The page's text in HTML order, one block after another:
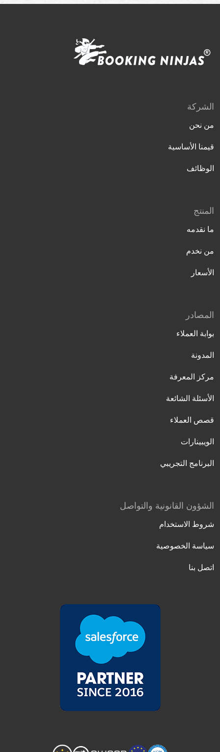
الشركة
من نحن
قيمنا الأساسية
الوظائف
المنتج
ما نقدمه
من نخدم
الأسعار
المصادر
بوابة العملاء
المدونة
مركز المعرفة
الأسئلة الشائعة
قصص العملاء
الويبينارات
البرنامج التجريبي
الشؤون القانونية والتواصل
شروط الاستخدام
سياسة الخصوصية
اتصل بنا